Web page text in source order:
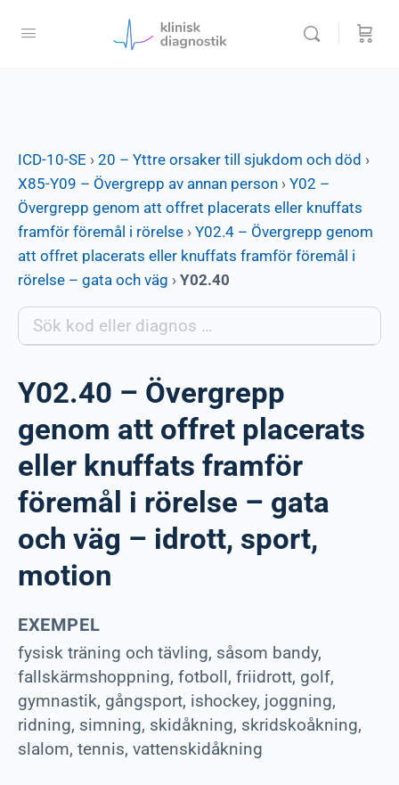
ICD-10-SE › 20 – Yttre orsaker till sjukdom och död ›
X85-Y09 – Övergrepp av annan person › Y02 –
Övergrepp genom att offret placerats eller knuffats
framför föremål i rörelse › Y02.4 – Övergrepp genom
att offret placerats eller knuffats framför föremål i
rörelse – gata och väg › Y02.40
Y02.40 – Övergrepp
genom att offret placerats
eller knuffats framför
föremål i rörelse – gata
och väg – idrott, sport,
motion
EXEMPEL
fysisk träning och tävling, såsom bandy,
fallskärmshoppning, fotboll, friidrott, golf,
gymnastik, gångsport, ishockey, joggning,
ridning, simning, skidåkning, skridskoåkning,
slalom, tennis, vattenskidåkning